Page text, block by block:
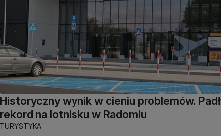
Historyczny wynik w cieniu problemów. Padł
rekord na lotnisku w Radomiu
TURYSTYKA